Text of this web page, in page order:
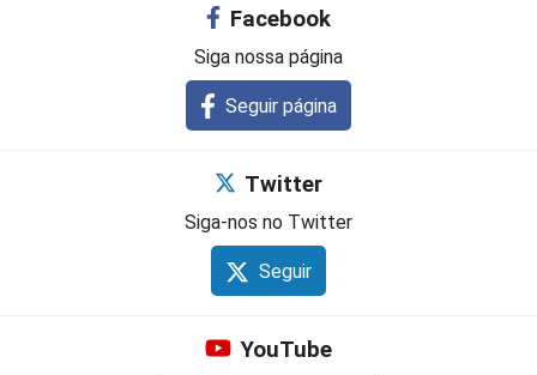
Facebook
Siga nossa página
Seguir página
Twitter
Siga-nos no Twitter
Seguir
YouTube